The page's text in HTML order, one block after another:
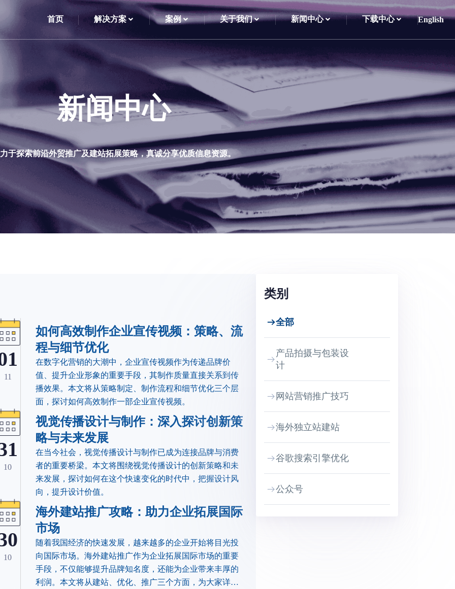
首页 解决方案 案例 关于我们 新闻中心 下载中心 English
新闻中心
于探索前沿外贸推广及建站拓展策略，真诚分享优质信息资源。
11
如何高效制作企业宣传视频：策略、流
程与细节优化
​在数字化营销的大潮中，企业宣传视频作为传递品牌价
值、提升企业形象的重要手段，其制作质量直接关系到传
播效果。本文将从策略制定、制作流程和细节优化三个层
面，探讨如何高效制作一部企业宣传视频。
10
视觉传播设计与制作：深入探讨创新策
略与未来发展
​在当今社会，视觉传播设计与制作已成为连接品牌与消费
者的重要桥梁。本文将围绕视觉传播设计的创新策略和未
来发展，探讨如何在这个快速变化的时代中，把握设计风
向，提升设计价值。
10
海外建站推广攻略：助力企业拓展国际
市场
随着我国经济的快速发展，越来越多的企业开始将目光投
向国际市场。海外建站推广作为企业拓展国际市场的重要
手段，不仅能够提升品牌知名度，还能为企业带来丰厚的
利润。本文将从建站、优化、推广三个方面，为大家详细
类别
全部
产品拍摄与包装设
计
网站营销推广技巧
海外独立站建站
谷歌搜索引擎优化
公众号